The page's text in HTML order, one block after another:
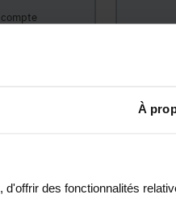
À
des fonctionnalités
Vos
votre
aux
vous de
lié à cet